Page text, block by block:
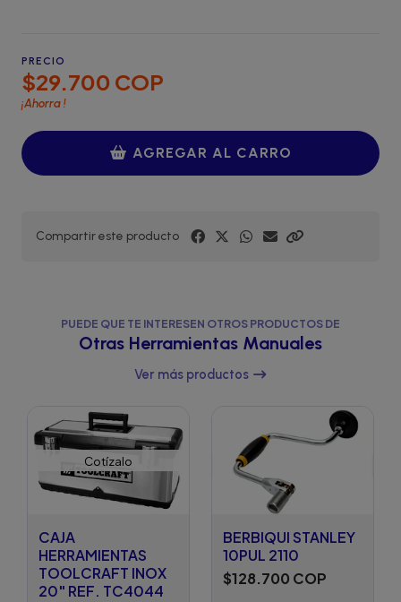
PRECIO
$29.700 COP
¡Ahorra!
AGREGAR AL CARRO
Compartir este producto
PUEDE QUE TE INTERESEN OTROS PRODUCTOS DE
Otras Herramientas Manuales
Ver más productos
Cotízalo
CAJA
HERRAMIENTAS
TOOLCRAFT INOX
20" REF. TC4044
BERBIQUI STANLEY
10PUL 2110
$128.700 COP